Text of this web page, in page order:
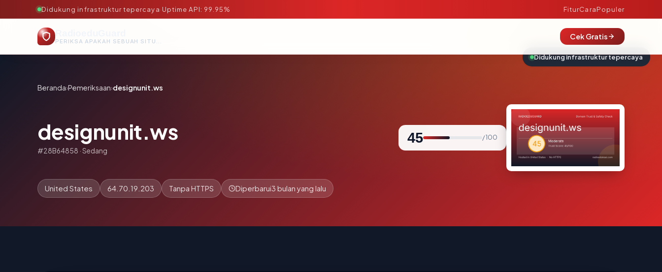
Didukung infrastruktur tepercaya·Uptime API: 99.95% FiturCaraPopuler
PERIKSA APAKAH SEBUAH SITUS AMAN, TEPERCAYA, DAN TERVERIFIKASI DALAM HITUNGAN DETIK.
Cek Gratis
Beranda›Pemeriksaan›designunit.ws
designunit.ws
#28B64858 · Sedang
45 / 100
United States 64.70.19.203 Tanpa HTTPS Diperbarui3 bulan yang lalu
Didukung infrastruktur tepercaya